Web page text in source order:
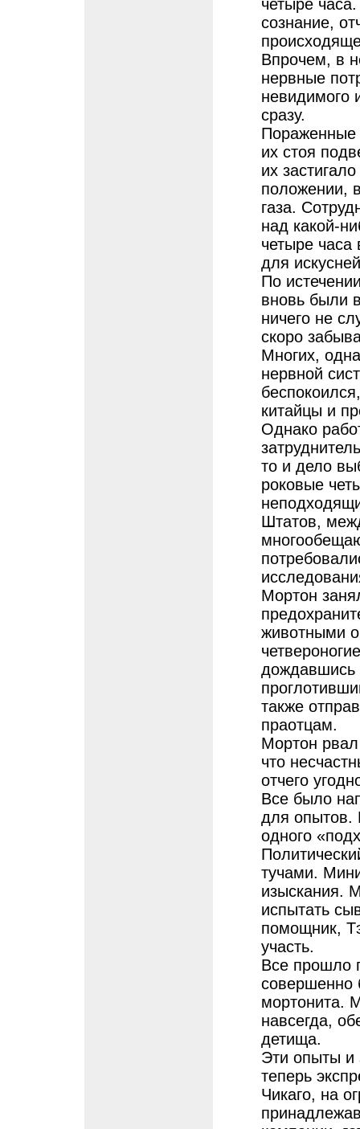
четыре
сознание,
Впрочем, в
нервные
невидимого
сразу.
Пораженные
их стоя
их
положении,
газа.
над какой-
четыре
для
По
вновь были
ничего не
скоро
Многих,
нервной
китайцы и
Однако
то и дело
роковые
Штатов,
Мортон
животными
дождавшись
также
праотцам.
Мортон
что
отчего
Все было
для опытов.
одного
тучами.
изыскания.
испытать
помощник,
участь.
Все прошло
совершенно
мортонита.
навсегда,
детища.
Эти опыты
теперь
Чикаго, на